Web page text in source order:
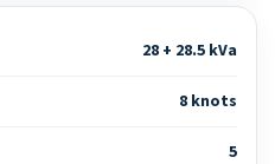
28 + 28.5 kVa
8 knots
5